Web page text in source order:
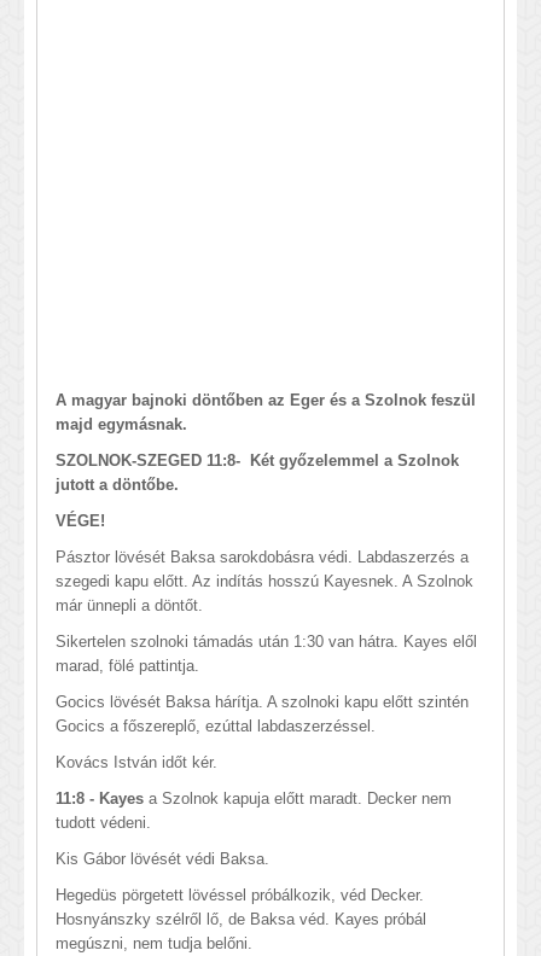
A magyar bajnoki döntőben az Eger és a Szolnok feszül
majd egymásnak.
SZOLNOK-SZEGED 11:8- Két győzelemmel a Szolnok
jutott a döntőbe.
VÉGE!
Pásztor lövését Baksa sarokdobásra védi. Labdaszerzés a
szegedi kapu előtt. Az indítás hosszú Kayesnek. A Szolnok
már ünnepli a döntőt.
Sikertelen szolnoki támadás után 1:30 van hátra. Kayes elől
marad, fölé pattintja.
Gocics lövését Baksa hárítja. A szolnoki kapu előtt szintén
Gocics a főszereplő, ezúttal labdaszerzéssel.
Kovács István időt kér.
11:8 - Kayes a Szolnok kapuja előtt maradt. Decker nem
tudott védeni.
Kis Gábor lövését védi Baksa.
Hegedüs pörgetett lövéssel próbálkozik, véd Decker.
Hosnyánszky szélről lő, de Baksa véd. Kayes próbál
megúszni, nem tudja belőni.